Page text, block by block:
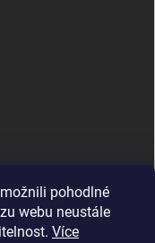
pohodlné
webu neustále
Více